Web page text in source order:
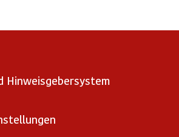
Hinweisgebersystem